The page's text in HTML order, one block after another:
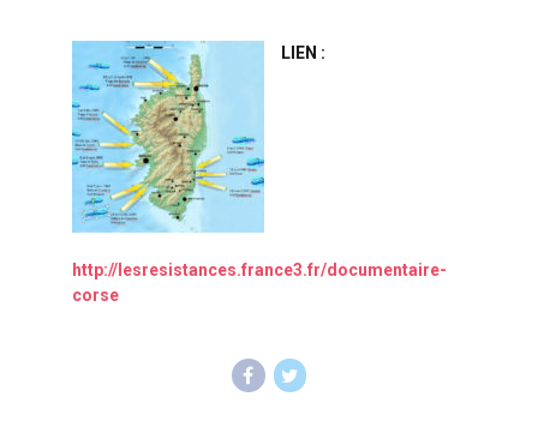
LIEN :
http://lesresistances.france3.fr/documentaire-
corse